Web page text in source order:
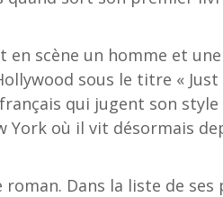
en scène un homme et
sous le titre « Just
qui jugent son style
York où il vit désormais
Dans la liste de ses